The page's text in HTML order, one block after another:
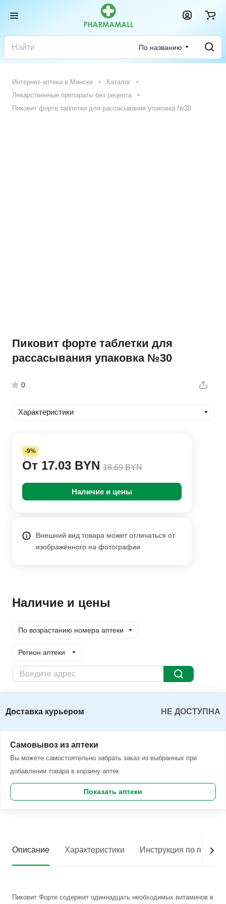
По названию
Интернет-аптека в Минске
Каталог
Лекарственные препараты без рецепта
Пиковит форте таблетки для рассасывания упаковка №30
Пиковит форте таблетки для
рассасывания упаковка №30
0
Характеристики
-9%
От 17.03 BYN 18.69 BYN
Наличие и цены
Внешний вид товара может отличаться от
изображённого на фотографии
Наличие и цены
По возрастанию номера аптеки
Регион аптеки
Доставка курьером Заказать
Доставка курьером НЕ ДОСТУПНА
Самовывоз из аптеки
Вы можете самостоятельно забрать заказ из выбранных при
добавлении товара в корзину аптек
Показать аптеки
Описание Характеристики Инструкция по
Пиковит Форте содержит одиннадцать необходимых витаминов в